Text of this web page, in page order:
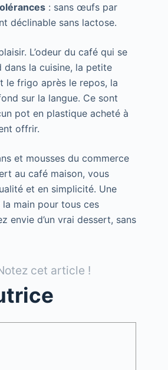
: sans œufs par
déclinable sans lactose.
L’odeur du café qui se
dans la cuisine, la petite
le frigo après le repos, la
sur la langue. Ce sont
pot en plastique acheté à
offrir.
et mousses du commerce
au café maison, vous
et en simplicité. Une
main pour tous ces
envie d’un vrai dessert, sans
cet article !